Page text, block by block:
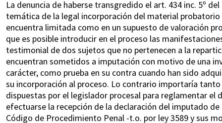
La denuncia de haberse transgredido el art. 434 inc. 5º
temática de la legal incorporación del material
encuentra limitada como en un supuesto de valoración
que es posible introducir en el proceso las
testimonial de dos sujetos que no pertenecen a la
encuentran sometidos a imputación con motivo de una
carácter, como prueba en su contra cuando han sido
su incorporación al proceso. Lo contrario importaría
dispuestas por el legislador procesal para reglamentar
efectuarse la recepción de la declaración del imputado
Código de Procedimiento Penal -t.o. por ley 3589 y sus